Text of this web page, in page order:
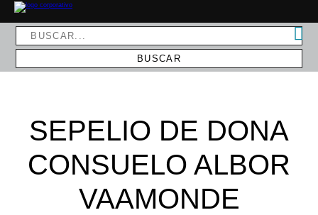
SEPELIO DE DONA
CONSUELO ALBOR
VAAMONDE